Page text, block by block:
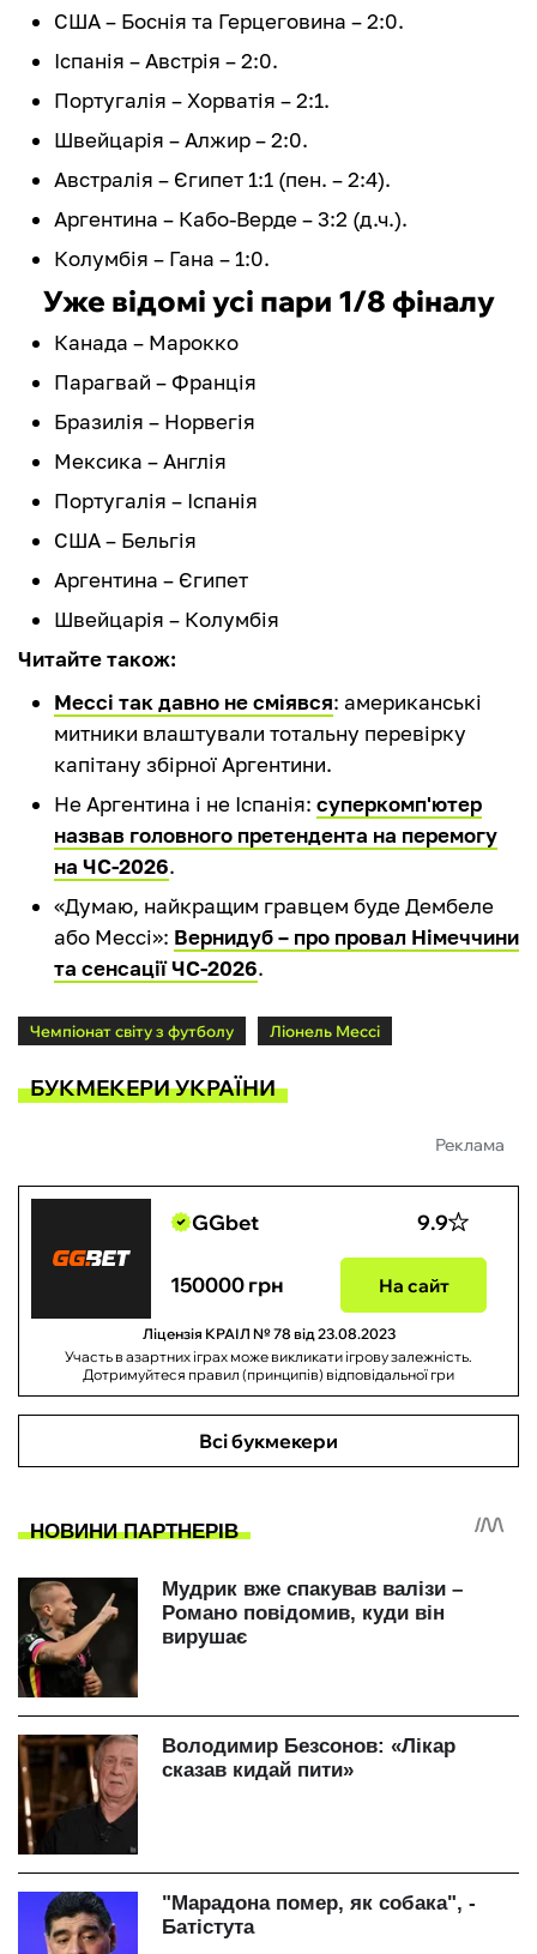
США – Боснія та Герцеговина – 2:0.
Іспанія – Австрія – 2:0.
Португалія – Хорватія – 2:1.
Швейцарія – Алжир – 2:0.
Австралія – Єгипет 1:1 (пен. – 2:4).
Аргентина – Кабо-Верде – 3:2 (д.ч.).
Колумбія – Гана – 1:0.
Уже відомі усі пари 1/8 фіналу
Канада – Марокко
Парагвай – Франція
Бразилія – Норвегія
Мексика – Англія
Португалія – Іспанія
США – Бельгія
Аргентина – Єгипет
Швейцарія – Колумбія
Читайте також:
Мессі так давно не сміявся: американські
митники влаштували тотальну перевірку
капітану збірної Аргентини.
Не Аргентина і не Іспанія: суперкомп'ютер
назвав головного претендента на перемогу
на ЧС-2026.
«Думаю, найкращим гравцем буде Дембеле
або Мессі»: Вернидуб – про провал Німеччини
та сенсації ЧС-2026.
Чемпіонат світу з футболу Ліонель Мессі
БУКМЕКЕРИ УКРАЇНИ
Реклама
GGbet 9.9
150000 грн На сайт
Ліцензія КРАІЛ № 78 від 23.08.2023
Участь в азартних іграх може викликати ігрову залежність.
Дотримуйтеся правил (принципів) відповідальної гри
Всі букмекери